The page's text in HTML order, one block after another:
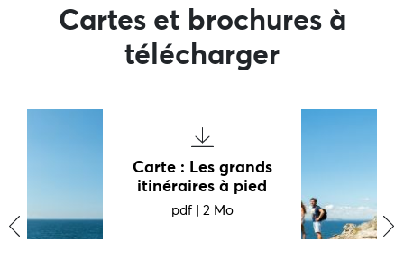
Cartes et brochures à
télécharger
Carte : Les grands
itinéraires à pied
pdf| 2 Mo
‹ ›